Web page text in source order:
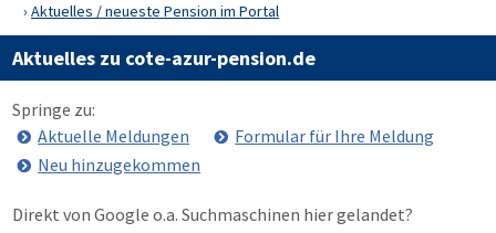
Aktuelles / neueste Pension im Portal
Aktuelles zu cote-azur-pension.de
Springe zu:
Aktuelle Meldungen
Formular für Ihre Meldung
Neu hinzugekommen
Direkt von Google o.a. Suchmaschinen hier gelandet?